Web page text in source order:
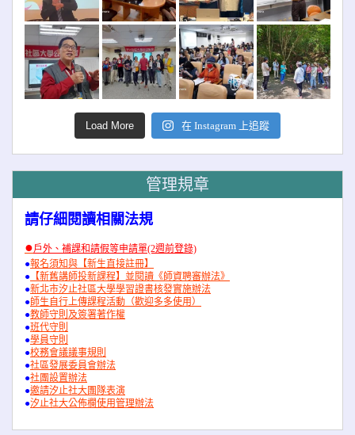
Load More 在 Instagram 上追蹤
管理規章
請仔細閱讀相關法規
●戶外、補課和請假等申請單(2週前登錄)
●報名須知與【新生直接註冊】
● 【新舊講師投新課程】並閱讀《師資聘審辦法》
●新北市汐止社區大學學習證書核發實施辦法
●師生自行上傳課程活動（歡迎多多使用）
●教師守則及簽署著作權
●班代守則
●學員守則
●校務會議議事規則
●社區發展委員會辦法
●社團設置辦法
●邀請汐止社大團隊表演
●汐止社大公佈欄使用管理辦法